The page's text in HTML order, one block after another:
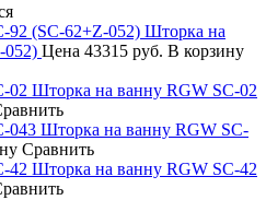
Шторка на
052) Цена 43315 руб. В корзину
Шторка на ванну RGW SC-02
Шторка на ванну RGW SC-
Сравнить
Шторка на ванну RGW SC-42